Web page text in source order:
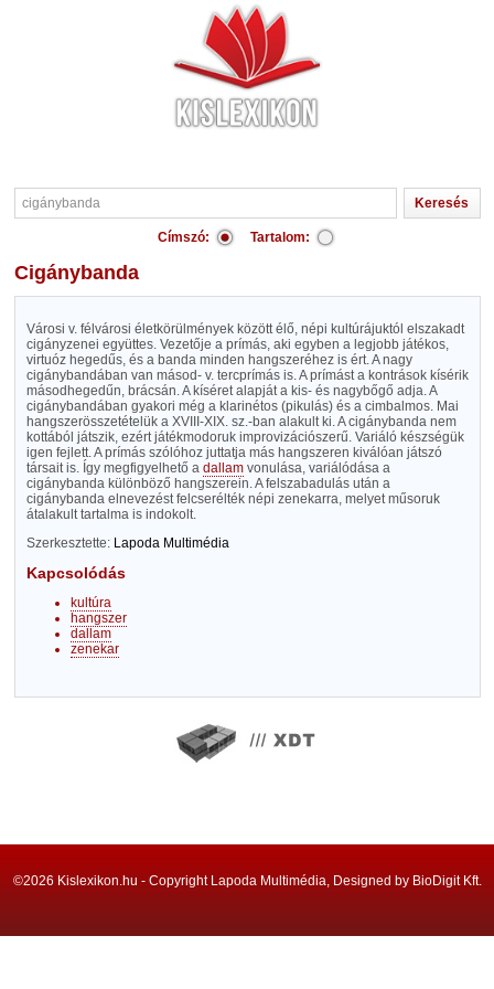
Címszó: Tartalom:
cigánybanda
Városi v. félvárosi életkörülmények között élő, népi kultúrájuktól elszakadt
cigányzenei együttes. Vezetője a prímás, aki egyben a legjobb játékos,
virtuóz hegedűs, és a banda minden hangszeréhez is ért. A nagy
cigánybandában van másod- v. tercprímás is. A prímást a kontrások kísérik
másodhegedűn, brácsán. A kíséret alapját a kis- és nagybőgő adja. A
cigánybandában gyakori még a klarinétos (pikulás) és a cimbalmos. Mai
hangszerösszetételük a XVIII-XIX. sz.-ban alakult ki. A cigánybanda nem
kottából játszik, ezért játékmodoruk improvizációszerű. Variáló készségük
igen fejlett. A prímás szólóhoz juttatja más hangszeren kiválóan játszó
társait is. Így megfigyelhető a dallamvonulása, variálódása a
cigánybanda különböző hangszerein. A felszabadulás után a
cigánybanda elnevezést felcserélték népi zenekarra, melyet műsoruk
átalakult tartalma is indokolt.
Szerkesztette: Lapoda Multimédia
Kapcsolódás
kultúra
hangszer
dallam
zenekar
©2026 Kislexikon.hu - Copyright Lapoda Multimédia, Designed by BioDigit Kft.